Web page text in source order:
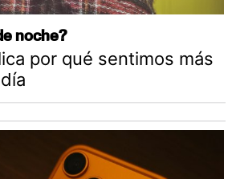
noche?
por qué sentimos más